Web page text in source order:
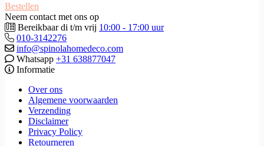
Bestellen
Neem contact met ons op
Bereikbaar di t/m vrij 10:00 - 17:00 uur
010-3142276
info@spinolahomedeco.com
Whatsapp +31 638877047
Informatie
Over ons
Algemene voorwaarden
Verzending
Disclaimer
Privacy Policy
Retourneren